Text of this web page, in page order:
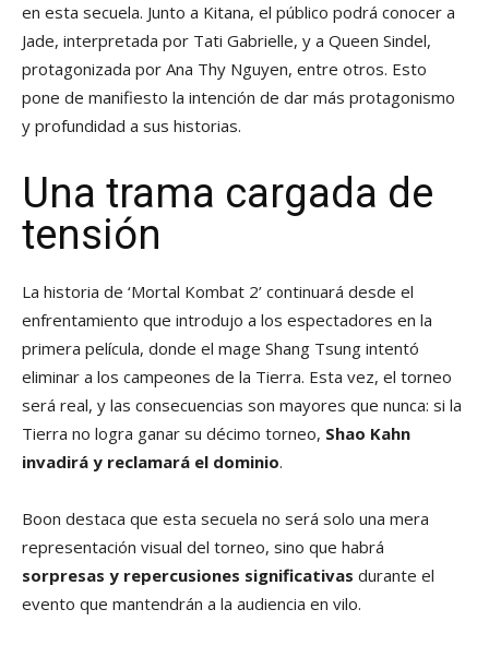
en esta secuela. Junto a Kitana, el público podrá conocer a
Jade, interpretada por Tati Gabrielle, y a Queen Sindel,
protagonizada por Ana Thy Nguyen, entre otros. Esto
pone de manifiesto la intención de dar más protagonismo
y profundidad a sus historias.
Una trama cargada de
tensión
La historia de ‘Mortal Kombat 2’ continuará desde el
enfrentamiento que introdujo a los espectadores en la
primera película, donde el mage Shang Tsung intentó
eliminar a los campeones de la Tierra. Esta vez, el torneo
será real, y las consecuencias son mayores que nunca: si la
Tierra no logra ganar su décimo torneo, Shao Kahn
invadirá y reclamará el dominio.
Boon destaca que esta secuela no será solo una mera
representación visual del torneo, sino que habrá
sorpresas y repercusiones significativas durante el
evento que mantendrán a la audiencia en vilo.